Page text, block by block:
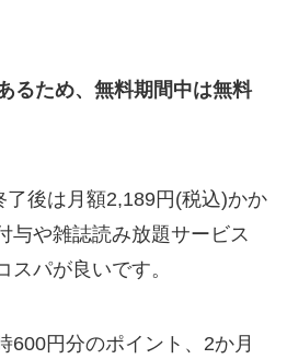
るため、無料期間中は無料
了後は月額2,189円(税込)かか
与や雑誌読み放題サービス
スパが良いです。
600円分のポイント、2か月